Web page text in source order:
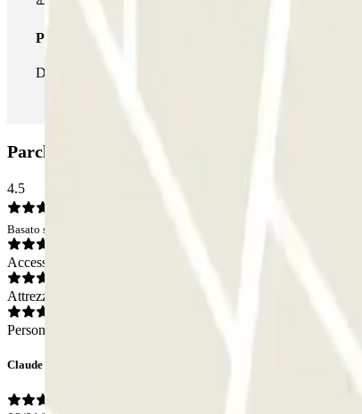
Pass illlimitato
Durante il tuo soggiorno potrai entrare e uscire dal
Parcheggio INDIGO Claude Monet: Opinioni
4.5
Basato su 3 opinioni
Accesso
Attrezzatura
Personale
Claude